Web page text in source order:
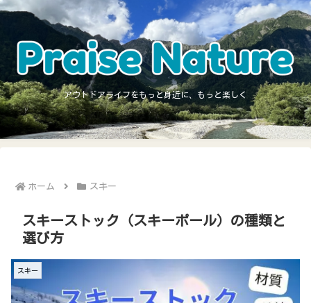
アウトドアライフをもっと身近に、もっと楽しく
ホーム スキー
スキーストック（スキーポール）の種類と
選び方
スキー